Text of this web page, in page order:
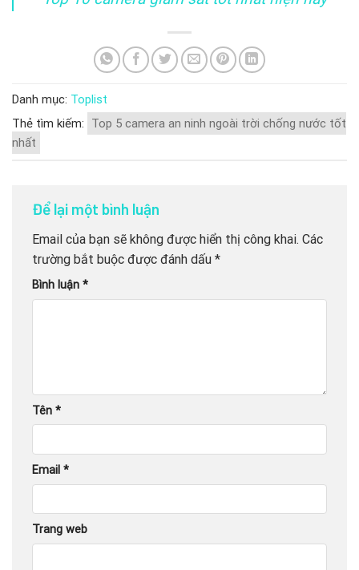
Danh mục: Toplist
Thẻ tìm kiếm:
Top 5 camera an ninh ngoài trời chống nước tốt
nhất
Để lại một bình luận
Email của bạn sẽ không được hiển thị công khai. Các
trường bắt buộc được đánh dấu *
Bình luận *
Tên *
Email *
Trang web